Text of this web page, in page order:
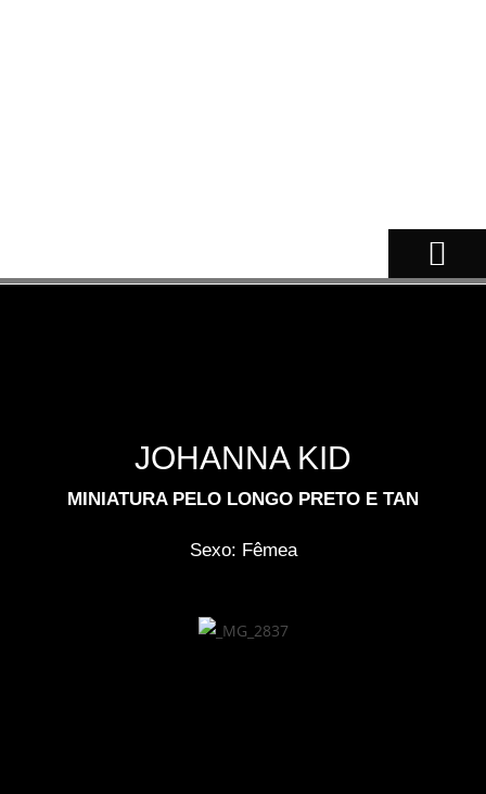
JOHANNA KID
MINIATURA PELO LONGO PRETO E TAN
Sexo: Fêmea